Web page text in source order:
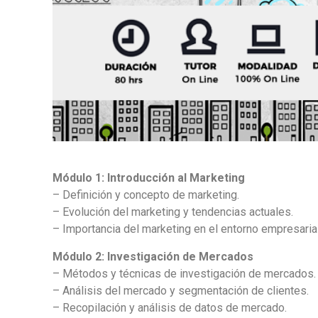
Módulo 1: Introducción al Marketing
– Definición y concepto de marketing.
– Evolución del marketing y tendencias actuales.
– Importancia del marketing en el entorno
Módulo 2: Investigación de Mercados
– Métodos y técnicas de investigación de mercados.
– Análisis del mercado y segmentación de clientes.
– Recopilación y análisis de datos de mercado.